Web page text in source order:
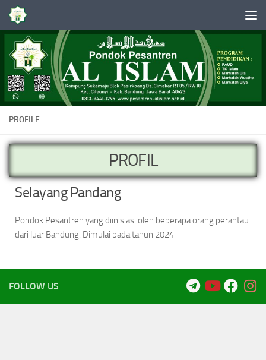
Skip to content
PROFILE
PROFIL
Selayang Pandang
Pondok Pesantren yang diinisiasi oleh beberapa orang perantau
dari luar Bandung. Dimulai pada tahun 2024
FOLLOW US